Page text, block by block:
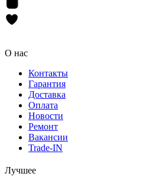
О нас
Контакты
Гарантия
Доставка
Оплата
Новости
Ремонт
Вакансии
Trade-IN
Лучшее